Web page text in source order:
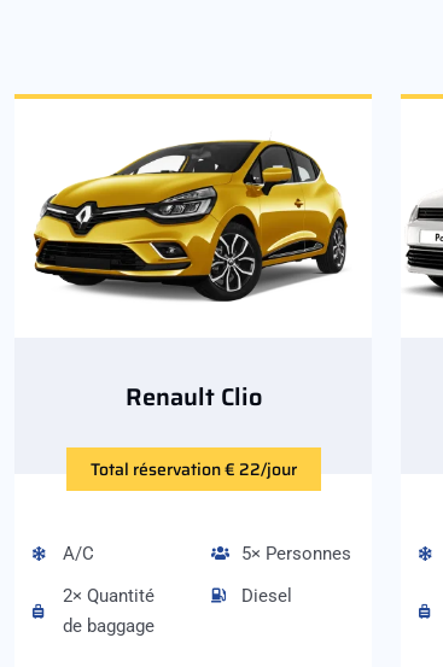
Renault Clio
Total réservation € 22/jour
A/C
2× Quantité
de baggage
5× Personnes
Diesel